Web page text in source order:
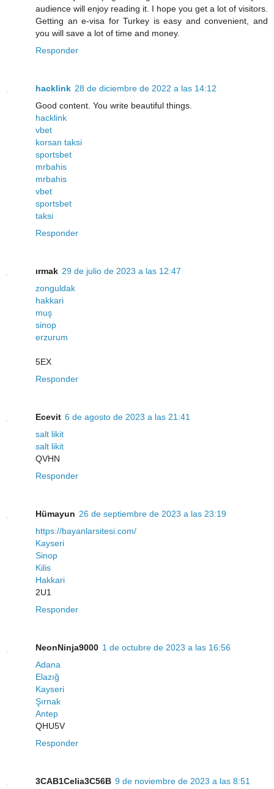
audience will enjoy reading it. I hope you get a lot of visitors.
Getting an e-visa for Turkey is easy and convenient, and
you will save a lot of time and money.
Responder
hacklink 28 de diciembre de 2022 a las 14:12
Good content. You write beautiful things.
hacklink
vbet
korsan taksi
sportsbet
mrbahis
mrbahis
vbet
sportsbet
taksi
Responder
ırmak 29 de julio de 2023 a las 12:47
zonguldak
hakkari
muş
sinop
erzurum
5EX
Responder
Ecevit 6 de agosto de 2023 a las 21:41
salt likit
salt likit
QVHN
Responder
Hümayun 26 de septiembre de 2023 a las 23:19
https://bayanlarsitesi.com/
Kayseri
Sinop
Kilis
Hakkari
2U1
Responder
NeonNinja9000 1 de octubre de 2023 a las 16:56
Adana
Elazığ
Kayseri
Şırnak
Antep
QHU5V
Responder
3CAB1Celia3C56B 9 de noviembre de 2023 a las 8:51